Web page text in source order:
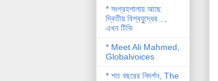
* সংগ্রহশালায় আছে
দ্বিতীয় বিশ্বযু্দ্ধের...,
এখন টিভি
* Meet Ali Mahmed,
Globalvoices
* শত বছরের নিদর্শন, The